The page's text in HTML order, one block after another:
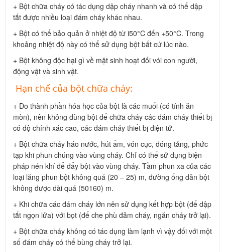
+ Bột chữa cháy có tác dụng dập cháy nhanh và có thể dập
tắt được nhiều loại đám cháy khác nhau.
+ Bột có thể bảo quản ở nhiệt độ từ i50°C đến +50°C. Trong
khoảng nhiệt độ này có thể sử dụng bột bất cứ lúc nào.
+ Bột không độc hại gì về mặt sinh hoạt đối vói con người,
động vật và sinh vật.
Hạn chế của bột chữa cháy:
+ Do thành phần hóa học của bột là các muối (có tính ăn
mòn), nên không dùng bột để chữa cháy các đám cháy thiết bị
có độ chính xác cao, các đám cháy thiết bị điện tử.
+ Bột chữa cháy háo nước, hút ẩm, vón cục, đóng tảng, phức
tạp khi phun chúng vào vùng cháy. Chỉ có thể sử dụng biện
pháp nén khí để đẩy bột vào vùng cháy. Tầm phun xa của các
loại lăng phun bột không quá (20 – 25) m, đường ống dẫn bột
không được dài quá (50160) m.
+ Khi chữa các đám cháy lớn nên sử dụng kết hợp bột (để dập
tắt ngọn lửa) với bọt (để che phù đảm cháy, ngăn cháy trở lại).
+ Bột chữa cháy không có tác dụng làm lạnh vì vậy đối với một
số đám cháy có thể bùng cháy trở lại.